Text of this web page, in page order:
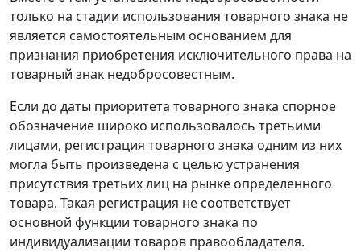
только на стадии использования товарного знака не
является самостоятельным основанием для
признания приобретения исключительного права на
товарный знак недобросовестным.
Если до даты приоритета товарного знака спорное
обозначение широко использовалось третьими
лицами, регистрация товарного знака одним из них
могла быть произведена с целью устранения
присутствия третьих лиц на рынке определенного
товара. Такая регистрация не соответствует
основной функции товарного знака по
индивидуализации товаров правообладателя.